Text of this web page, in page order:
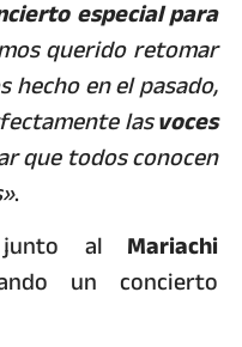
especial para
querido retomar
hecho en el pasado,
lasvoces
que todos conocen
.
al Mariachi
un concierto